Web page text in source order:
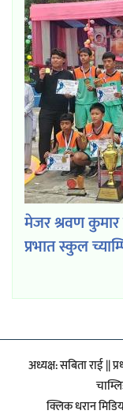
मेजर श्रवण
प्रभात स्कुल
अध्यक्ष: सबिता राई ||
क्लिक धरान